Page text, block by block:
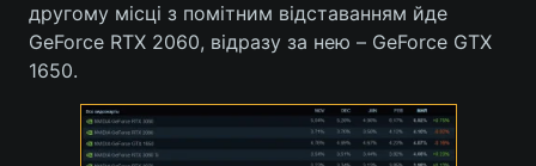
другому місці з помітним відставанням йде
GeForce RTX 2060, відразу за нею – GeForce GTX
1650.